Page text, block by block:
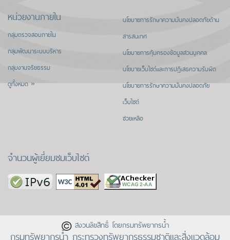
หน่วยงานภายใน
กลุ่มตรวจสอบภายใน
กลุ่มพัฒนาระบบบริหาร
กลุ่มงานจริยธรรม
ดูทั้งหมด »
นโยบายการรักษาความมั่นคงปลอดภัยด้าน
สารสนเทศ
นโยบายการคุ้มครองข้อมูลส่วนบุคคล
นโยบายเว็บไซต์และการปฏิเสธความรับผิด
นโยบายการรักษาความมั่นคงปลอดภัย
เว็บไซต์
ช่วยเหลือ
จำนวนผู้เยี่ยมชมเว็บไซต์
สงวนลิขสิทธิ์ โดยกรมทรัพยากรน้ำ
กรมทรัพยากรน้ำ กระทรวงทรัพยากรธรรมชาติและสิ่งแวดล้อม